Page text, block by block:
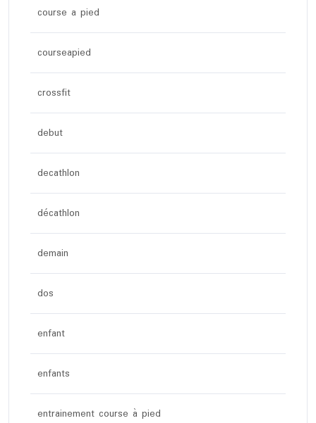
course a pied
courseapied
crossfit
debut
decathlon
décathlon
demain
dos
enfant
enfants
entrainement course à pied